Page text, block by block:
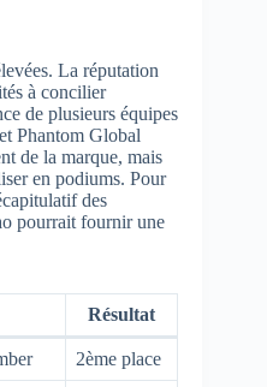
La réputation
à concilier
de plusieurs équipes
Phantom Global
de la marque, mais
en podiums. Pour
des
pourrait fournir une
Résultat
2ème place